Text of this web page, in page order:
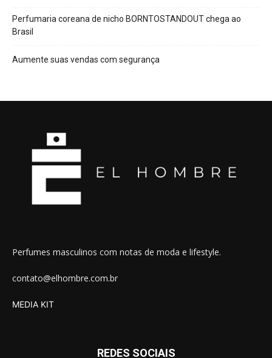
Perfumaria coreana de nicho BORNTOSTANDOUT chega ao
Brasil
Aumente suas vendas com segurança
Perfumes masculinos com notas de moda e lifestyle.
contato@elhombre.com.br
MEDIA KIT
REDES SOCIAIS